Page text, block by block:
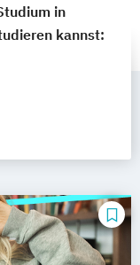
in
kannst: